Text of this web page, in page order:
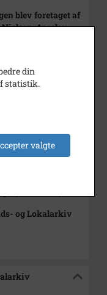
blev foretaget af
Aarslev,
og Lokalarkiv
din
statistik.
valgte